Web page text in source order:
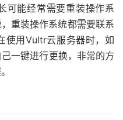
可能经常需要重装操作系
重装操作系统都需要联系
使用Vultr云服务器时，如
一键进行更换，非常的方